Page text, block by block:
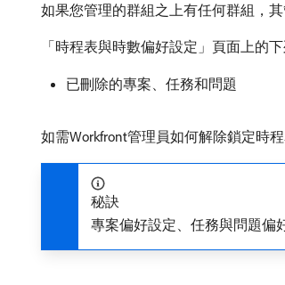
如果您管理的群組之上有任何群組，
「時程表與時數偏好設定」頁面上的
已刪除的專案、任務和問題
如需Workfront管理員如何解除鎖定時
秘訣
專案偏好設定、任務與問題偏